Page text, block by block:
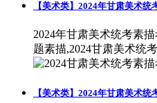
【美术类】2024年甘肃美术统
2024年甘肃美术统考素
题素描,2024甘肃美术统
【美术类】2024年甘肃美术统